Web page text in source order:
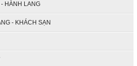
HÀNH LANG
- KHÁCH SẠN